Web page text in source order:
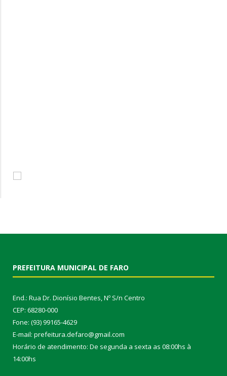
PREFEITURA MUNICIPAL DE FARO
End.: Rua Dr. Dionísio Bentes, Nº S/n Centro
CEP: 68280-000
Fone: (93) 99165-4629
E-mail: prefeitura.defaro@gmail.com
Horário de atendimento: De segunda a sexta as 08:00hs à
14:00hs